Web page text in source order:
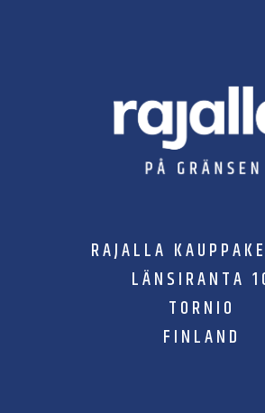
RAJALLA
LÄNSIRANTA
TORNIO
FINLAND